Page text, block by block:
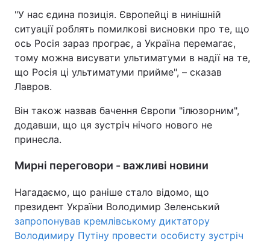
Тема оформлення
"У нас єдина позиція. Європейці в нинішній
ситуації роблять помилкові висновки про те, що
ось Росія зараз програє, а Україна перемагає,
тому можна висувати ультиматуми в надії на те,
що Росія ці ультиматуми прийме", – сказав
Лавров.
Він також назвав бачення Європи "ілюзорним",
додавши, що ця зустріч нічого нового не
принесла.
Мирні переговори - важливі новини
Нагадаємо, що раніше стало відомо, що
президент України Володимир Зеленський
запропонував кремлівському диктатору
Володимиру Путіну провести особисту зустріч